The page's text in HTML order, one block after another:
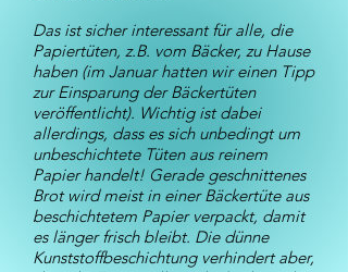
Das ist sicher interessant für alle, die
Papiertüten, z.B. vom Bäcker, zu Hause
haben (im Januar hatten wir einen Tipp
zur Einsparung der Bäckertüten
veröffentlicht). Wichtig ist dabei
allerdings, dass es sich unbedingt um
unbeschichtete Tüten aus reinem
Papier handelt! Gerade geschnittenes
Brot wird meist in einer Bäckertüte aus
beschichtetem Papier verpackt, damit
es länger frisch bleibt. Die dünne
Kunststoffbeschichtung verhindert aber,